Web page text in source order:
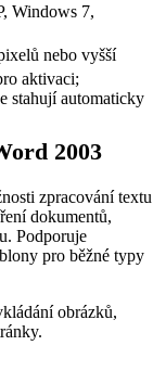
Windows 7,
nebo vyšší
aktivaci;
stahují automaticky
2003
zpracování textu
dokumentů,
Podporuje
pro běžné typy
obrázků,